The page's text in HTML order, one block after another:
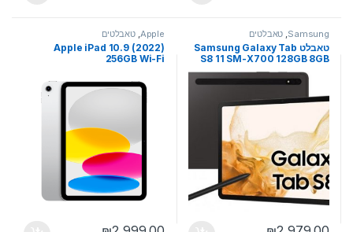
Samsung טאבלטים
טאבלט Samsung Galaxy Tab
S8 11 SM-X700 128GB 8GB
RAM Wi-Fi With S-Pen
Apple
,טאבלטים
Apple iPad 10.9 (2022)
256GB Wi-Fi